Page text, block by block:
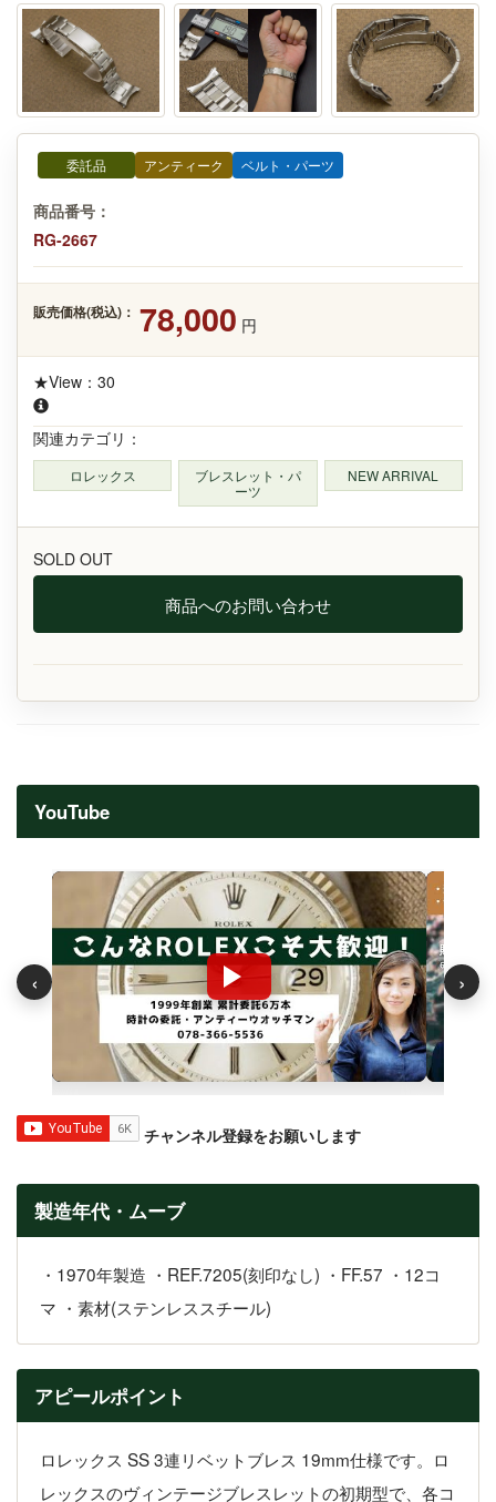
委託品 アンティーク ベルト・パーツ
商品番号：
RG-2667
販売価格(税込)： 78,000 円
★View：30
関連カテゴリ：
ロレックス
ブレスレット・パ
ーツ
NEW ARRIVAL
SOLD OUT
商品へのお問い合わせ
YouTube
‹ ›
チャンネル登録をお願いします
製造年代・ムーブ
・1970年製造 ・REF.7205(刻印なし) ・FF.57 ・12コ
マ ・素材(ステンレススチール)
アピールポイント
ロレックス SS 3連リベットブレス 19mm仕様です。ロ
レックスのヴィンテージブレスレットの初期型で、各コ